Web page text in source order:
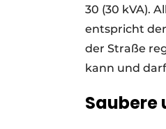
30 (30 kVA).
entspricht
der Straße
kann und
Saubere